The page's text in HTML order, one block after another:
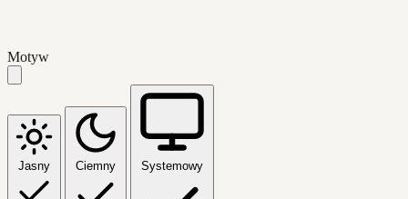
Motyw
Jasny Ciemny Systemowy